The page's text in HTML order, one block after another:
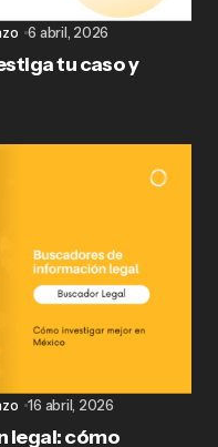
6 abril, 2026
tu caso y
16 abril, 2026
legal: cómo